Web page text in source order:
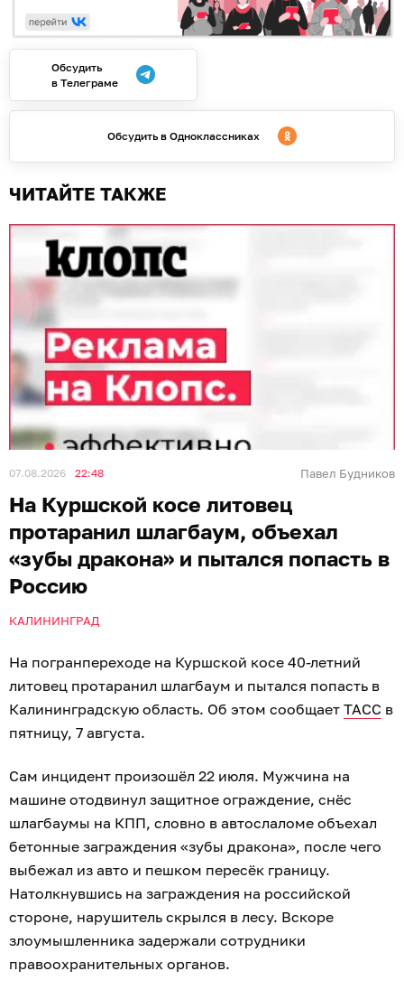
Обсудить
в Телеграме
Обсудить в Одноклассниках
ЧИТАЙТЕ ТАКЖЕ
07.08.2026 22:48 Павел Будников
На Куршской косе литовец
протаранил шлагбаум, объехал
«зубы дракона» и пытался попасть в
Россию
КАЛИНИНГРАД
На погранпереходе на Куршской косе 40-летний
литовец протаранил шлагбаум и пытался попасть в
Калининградскую область. Об этом сообщает ТАСС в
пятницу, 7 августа.
Сам инцидент произошёл 22 июля. Мужчина на
машине отодвинул защитное ограждение, снёс
шлагбаумы на КПП, словно в автослаломе объехал
бетонные заграждения «зубы дракона», после чего
выбежал из авто и пешком пересёк границу.
Натолкнувшись на заграждения на российской
стороне, нарушитель скрылся в лесу. Вскоре
злоумышленника задержали сотрудники
правоохранительных органов.